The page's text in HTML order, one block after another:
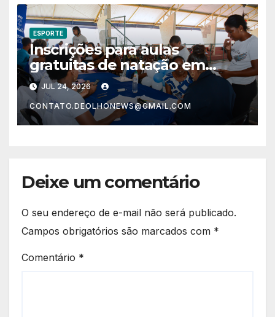
ESPORTE
Inscrições para aulas
gratuitas de natação em
Lauro de Freitas atraem
grande público
JUL 24, 2026
CONTATO.DEOLHONEWS@GMAIL.COM
Deixe um comentário
O seu endereço de e-mail não será publicado.
Campos obrigatórios são marcados com *
Comentário *